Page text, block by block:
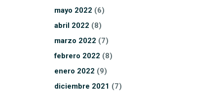
mayo 2022 (6)
abril 2022 (8)
marzo 2022 (7)
febrero 2022 (8)
enero 2022 (9)
diciembre 2021 (7)